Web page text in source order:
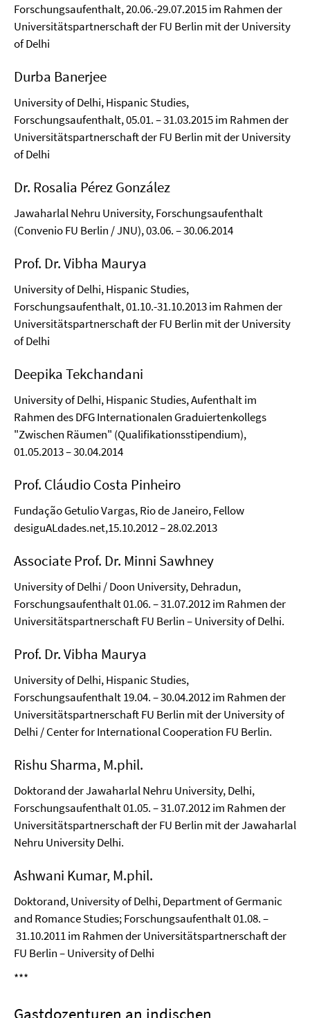
Forschungsaufenthalt, 20.06.-29.07.2015 im Rahmen der
Universitätspartnerschaft der FU Berlin mit der University
of Delhi
Durba Banerjee
University of Delhi, Hispanic Studies,
Forschungsaufenthalt, 05.01. – 31.03.2015 im Rahmen der
Universitätspartnerschaft der FU Berlin mit der University
of Delhi
Dr. Rosalia Pérez González
Jawaharlal Nehru University, Forschungsaufenthalt
(Convenio FU Berlin / JNU), 03.06. – 30.06.2014
Prof. Dr. Vibha Maurya
University of Delhi, Hispanic Studies,
Forschungsaufenthalt, 01.10.-31.10.2013 im Rahmen der
Universitätspartnerschaft der FU Berlin mit der University
of Delhi
Deepika Tekchandani
University of Delhi, Hispanic Studies, Aufenthalt im
Rahmen des DFG Internationalen Graduiertenkollegs
"Zwischen Räumen" (Qualifikationsstipendium),
01.05.2013 – 30.04.2014
Prof. Cláudio Costa Pinheiro
Fundação Getulio Vargas, Rio de Janeiro, Fellow
desiguALdades.net,15.10.2012 – 28.02.2013
Associate Prof. Dr. Minni Sawhney
University of Delhi / Doon University, Dehradun,
Forschungsaufenthalt 01.06. – 31.07.2012 im Rahmen der
Universitätspartnerschaft FU Berlin – University of Delhi.
Prof. Dr. Vibha Maurya
University of Delhi, Hispanic Studies,
Forschungsaufenthalt 19.04. – 30.04.2012 im Rahmen der
Universitätspartnerschaft FU Berlin mit der University of
Delhi / Center for International Cooperation FU Berlin.
Rishu Sharma, M.phil.
Doktorand der Jawaharlal Nehru University, Delhi,
Forschungsaufenthalt 01.05. – 31.07.2012 im Rahmen der
Universitätspartnerschaft der FU Berlin mit der Jawaharlal
Nehru University Delhi.
Ashwani Kumar, M.phil.
Doktorand, University of Delhi, Department of Germanic
and Romance Studies; Forschungsaufenthalt 01.08. –
31.10.2011 im Rahmen der Universitätspartnerschaft der
FU Berlin – University of Delhi
***
Gastdozenturen an indischen